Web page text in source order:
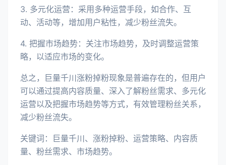
3. 多元化运营：采用多种运营手段，如合作、互
动、活动等，增加用户粘性，减少粉丝流失。
4. 把握市场趋势：关注市场趋势，及时调整运营策
略，以适应市场的变化。
总之，巨量千川涨粉掉粉现象是普遍存在的，但用户
可以通过提高内容质量、深入了解粉丝需求、多元化
运营以及把握市场趋势等方式，有效管理粉丝关系，
减少粉丝流失。
关键词：巨量千川、涨粉掉粉、运营策略、内容质
量、粉丝需求、市场趋势。